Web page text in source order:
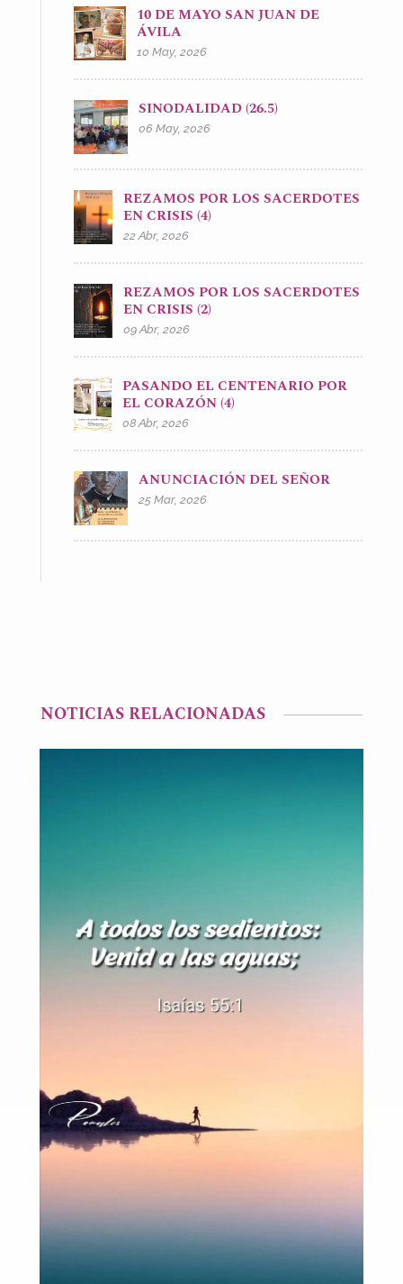
10 DE MAYO SAN JUAN DE
ÁVILA
10 May, 2026
SINODALIDAD (26.5)
06 May, 2026
REZAMOS POR LOS SACERDOTES
EN CRISIS (4)
22 Abr, 2026
REZAMOS POR LOS SACERDOTES
EN CRISIS (2)
09 Abr, 2026
PASANDO EL CENTENARIO POR
EL CORAZÓN (4)
08 Abr, 2026
ANUNCIACIÓN DEL SEÑOR
25 Mar, 2026
NOTICIAS RELACIONADAS